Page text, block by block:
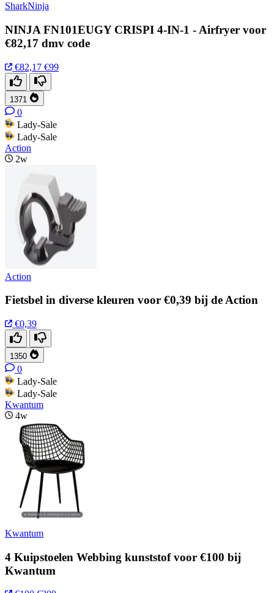
SharkNinja
NINJA FN101EUGY CRISPI 4-IN-1 - Airfryer voor
€82,17 dmv code
€82,17 €99
1371
0
Lady-Sale
Lady-Sale
Action
2w
Action
Fietsbel in diverse kleuren voor €0,39 bij de Action
€0,39
1350
0
Lady-Sale
Lady-Sale
Kwantum
4w
Kwantum
4 Kuipstoelen Webbing kunststof voor €100 bij
Kwantum